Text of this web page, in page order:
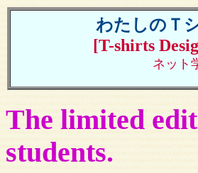
わたしのＴ
[T-shirts
ネット
The limited
students.